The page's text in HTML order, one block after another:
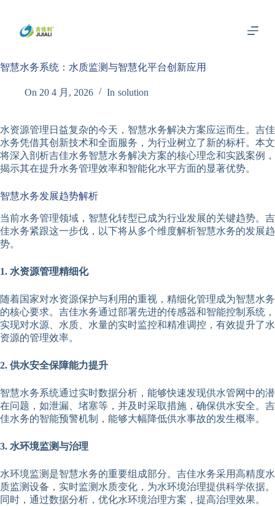
内
智慧水务系统：水质监测与智慧化平台创新应用
On 20 4 月, 2026 In solution
水资源管理日益复杂的今天，智慧水务解决方案应运而生。吉佳
水务凭借其创新技术和全面服务，为行业树立了新的标杆。本文
将深入剖析吉佳水务智慧水务解决方案的核心理念和实践案例，
揭示其在提升水务管理效率和智能化水平方面的显著优势。
智慧水务发展趋势解析
当前水务管理领域，智慧化转型已成为行业发展的关键趋势。吉
佳水务紧跟这一步伐，以下将从多个维度解析智慧水务的发展趋
势。
1. 水资源管理精细化
随着国家对水资源保护与利用的重视，精细化管理成为智慧水务
的核心要求。吉佳水务通过部署先进的传感器和智能控制系统，
实现对水源、水质、水量的实时监控和精准调控，有效提升了水
资源的管理效率。
2. 供水安全保障能力提升
智慧水务系统通过实时数据分析，能够快速发现供水管网中的潜
在问题，如泄漏、堵塞等，并及时采取措施，确保供水安全。吉
佳水务的智能预警机制，能够大幅降低供水事故的发生概率。
3. 水环境监测与治理
水环境监测是智慧水务的重要组成部分。吉佳水务采用高精度水
质监测设备，实时监测水质变化，为水环境治理提供科学依据。
同时，通过数据分析，优化水环境治理方案，提高治理效果。